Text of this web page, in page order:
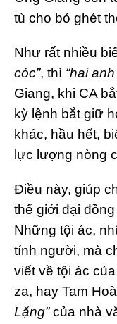
tù cho bỏ ghét
Như rất nhiều
cóc”, thì “hai
Giang, khi CA
kỳ lệnh bắt giữ
khác, hầu hết,
lực lượng nòng
Điều này, giúp
thế giới đại
Những tội ác,
tính người, mà
viết về tội ác
za, hay Tam
Lặng”của nhà